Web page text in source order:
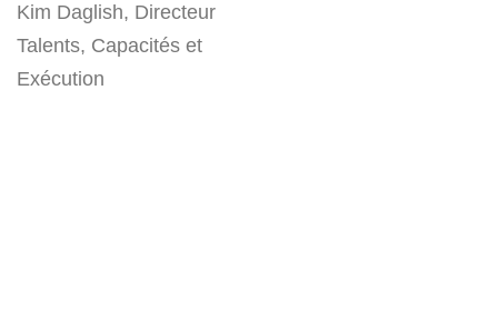
Kim Daglish, Directeur
Talents, Capacités et
Exécution